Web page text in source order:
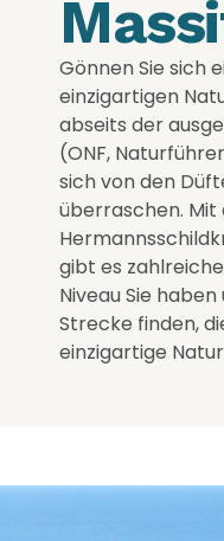
Gönnen Sie sich
einzigartigen
abseits der
(ONF,
sich von den
überraschen. Mit
gibt es
Niveau Sie
Strecke finden,
einzigartige